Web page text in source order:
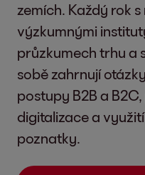
zemích. Každý rok
výzkumnými
průzkumech trhu a
sobě zahrnují
postupy B2B a
digitalizace a
poznatky.